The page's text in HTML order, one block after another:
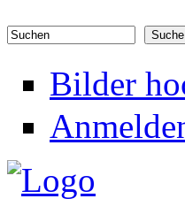
Suchformular
Bilder